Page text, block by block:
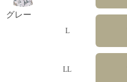
グレー
L
LL